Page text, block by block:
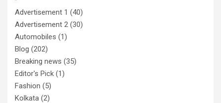
Advertisement 1 (40)
Advertisement 2 (30)
Automobiles (1)
Blog (202)
Breaking news (35)
Editor's Pick (1)
Fashion (5)
Kolkata (2)